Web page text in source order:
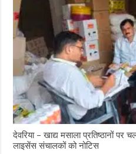
देवरिया – खाद्य मसाला प्रतिष्ठानों पर
लाइसेंस संचालकों को नोटिस